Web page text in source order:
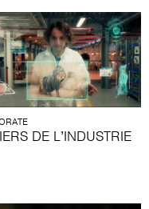
DE L’INDUSTRIE